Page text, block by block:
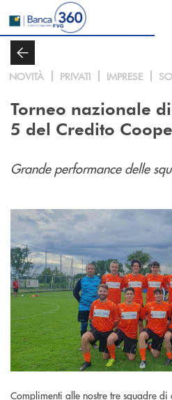
Salta al contenuto principale
NOVITÀ PRIVATI IMPRESE
Torneo nazionale
5 del Credito
Grande performance delle
Complimenti alle nostre tre squadre